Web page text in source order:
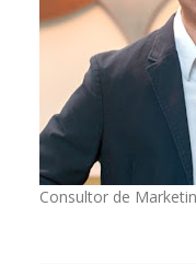
Consultor de